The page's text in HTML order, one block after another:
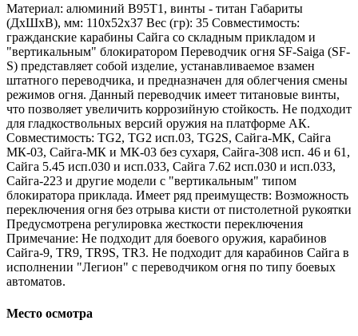
Материал: алюминий В95Т1, винты - титан Габариты
(ДхШхВ), мм: 110х52х37 Вес (гр): 35 Совместимость:
гражданские карабины Сайга со складным прикладом и
"вертикальным" блокиратором Переводчик огня SF-Saiga (SF-
S) представляет собой изделие, устанавливаемое взамен
штатного переводчика, и предназначен для облегчения смены
режимов огня. Данный переводчик имеет титановые винты,
что позволяет увеличить коррозийную стойкость. Не подходит
для гладкоствольных версий оружия на платформе АК.
Совместимость: TG2, TG2 исп.03, TG2S, Сайга-МК, Сайга
МК-03, Сайга-МК и МК-03 без сухаря, Сайга-308 исп. 46 и 61,
Сайга 5.45 исп.030 и исп.033, Сайга 7.62 исп.030 и исп.033,
Сайга-223 и другие модели с "вертикальным" типом
блокиратора приклада. Имеет ряд преимуществ: Возможность
переключения огня без отрыва кисти от пистолетной рукоятки
Предусмотрена регулировка жесткости переключения
Примечание: Не подходит для боевого оружия, карабинов
Сайга-9, TR9, TR9S, TR3. Не подходит для карабинов Сайга в
исполнении "Легион" с переводчиком огня по типу боевых
автоматов.
Место осмотра